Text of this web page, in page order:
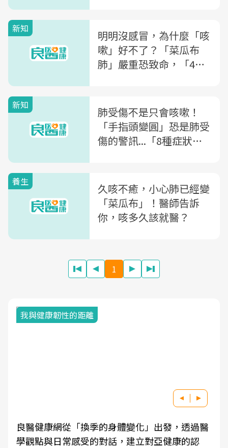
新知
明明沒感冒，為什麼「咳
嗽」好不了？「菜瓜布
肺」嚴重恐致命，「4種
新知
肺受傷不是只會咳嗽！
「手指頭變圓」恐是肺受
傷的警訊...「8種症狀」
養生
久咳不癒，小心肺已經變
「菜瓜布」！醫師告訴
你，咳多久該就醫？
1
我與健康韌性的距離
良醫健康網從「換季的身體變化」出發，透過醫
學觀點與日常感受的對話，建立對亞健康的認